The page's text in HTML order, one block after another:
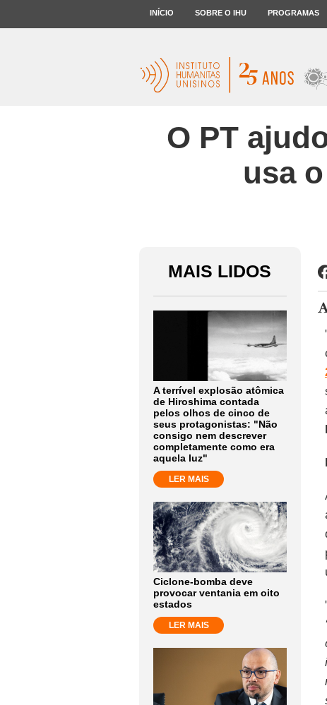
INÍCIO SOBRE O IHU PROGRAMAS
O PT
usa
MAIS LIDOS
A terrível explosão atômica
de Hiroshima contada
pelos olhos de cinco de
seus protagonistas: "Não
consigo nem descrever
completamente como era
aquela luz"
LER MAIS
Ciclone-bomba deve
provocar ventania em oito
estados
LER MAIS